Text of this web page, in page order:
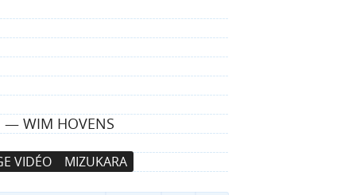
— WIM HOVENS
VIDÉO MIZUKARA